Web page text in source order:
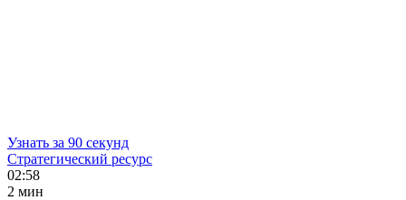
Узнать за 90 секунд
Стратегический ресурс
02:58
2 мин